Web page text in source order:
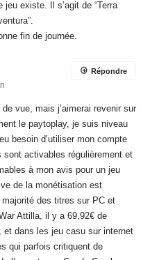
le paytoplay, je suis niveau
besoin d’utiliser mon compte
sont activables régulièrement et
de la monétisation est
des titres sur PC et
et dans les jeu casu sur internet
qui parfois critiquent de
l’argent pour Candy Crush.
pas grand chose,
les captures vu que les
Après 2 utilisation je l’ai
le plus c’est que passé les
pokémons on se fait un peu
arènes me direz vous mais